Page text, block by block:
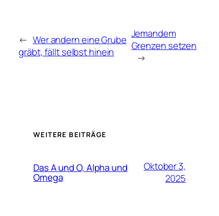
← Wer andern eine Grube
gräbt, fällt selbst hinein
Jemandem
Grenzen setzen
→
WEITERE BEITRÄGE
Das A und O, Alpha und
Omega
Oktober 3,
2025